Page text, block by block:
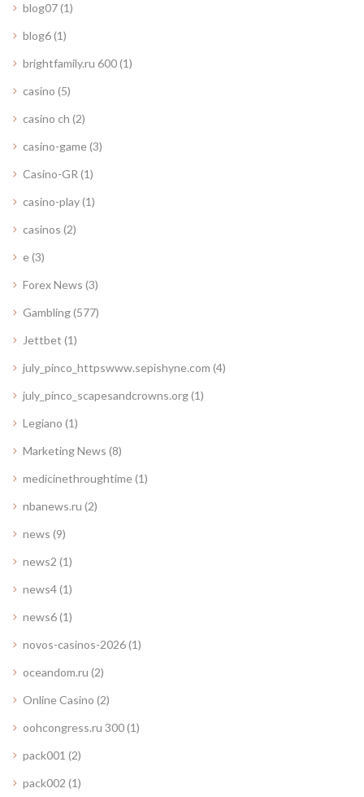
blog07(1)
blog6(1)
brightfamily.ru 600(1)
casino (5)
casino ch (2)
casino-game(3)
Casino-GR (1)
casino-play(1)
casinos (2)
e(3)
Forex News (3)
Gambling(577)
Jettbet (1)
july_pinco_httpswww.sepishyne.com (4)
july_pinco_scapesandcrowns.org(1)
Legiano (1)
Marketing News (8)
medicinethroughtime(1)
nbanews.ru (2)
news (9)
news2 (1)
news4(1)
news6(1)
novos-casinos-2026(1)
oceandom.ru (2)
Online Casino (2)
oohcongress.ru 300(1)
pack001 (2)
pack002 (1)